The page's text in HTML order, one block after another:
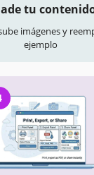
tu
imágenes y
ejemplo